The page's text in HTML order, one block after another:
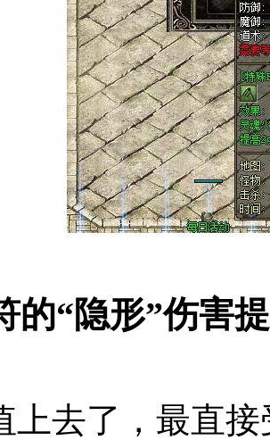
的“隐形”伤害
上去了，最直